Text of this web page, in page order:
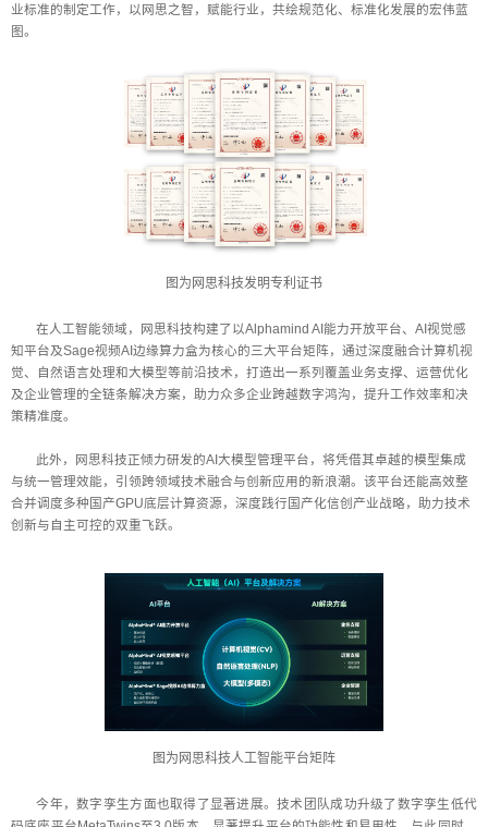
业标准的制定工作，以网思之智，赋能行业，共绘规范化、标准化发展的宏伟蓝
图。
图为网思科技发明专利证书
在人工智能领域，网思科技构建了以Alphamind AI能力开放平台、AI视觉感
知平台及Sage视频AI边缘算力盒为核心的三大平台矩阵，通过深度融合计算机视
觉、自然语言处理和大模型等前沿技术，打造出一系列覆盖业务支撑、运营优化
及企业管理的全链条解决方案，助力众多企业跨越数字鸿沟，提升工作效率和决
策精准度。
此外，网思科技正倾力研发的AI大模型管理平台，将凭借其卓越的模型集成
与统一管理效能，引领跨领域技术融合与创新应用的新浪潮。该平台还能高效整
合并调度多种国产GPU底层计算资源，深度践行国产化信创产业战略，助力技术
创新与自主可控的双重飞跃。
图为网思科技人工智能平台矩阵
今年，数字孪生方面也取得了显著进展。技术团队成功升级了数字孪生低代